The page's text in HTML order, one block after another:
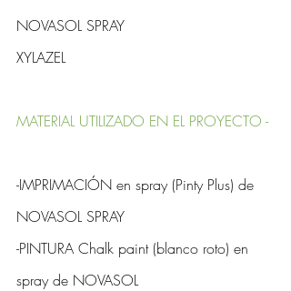
NOVASOL SPRAY
XYLAZEL
MATERIAL UTILIZADO EN EL PROYECTO -
-IMPRIMACIÓN en spray (Pinty Plus) de
NOVASOL SPRAY
-PINTURA Chalk paint (blanco roto) en
spray de NOVASOL